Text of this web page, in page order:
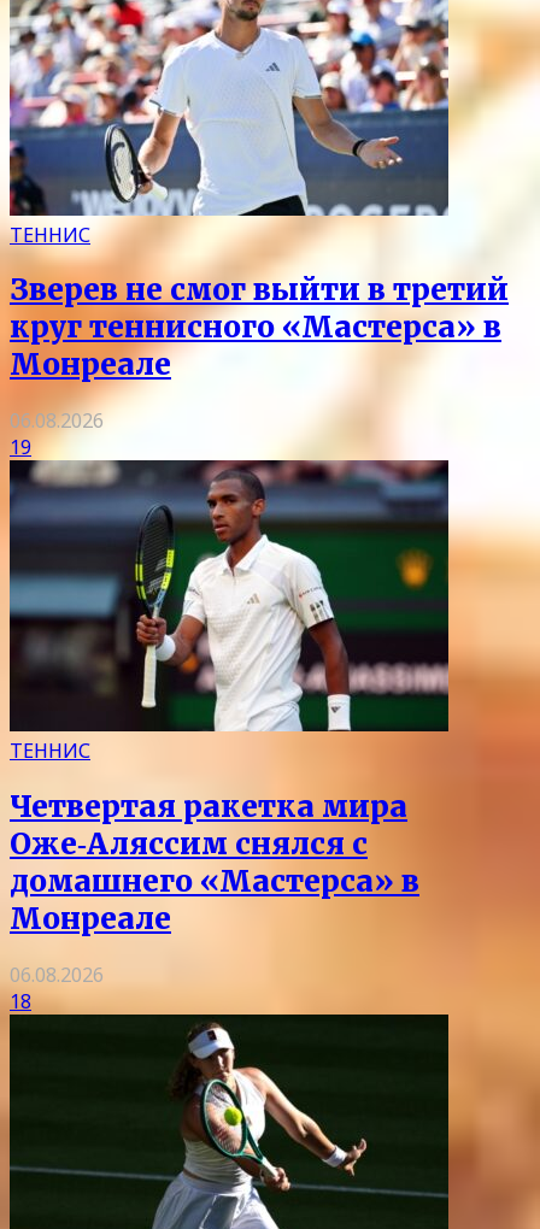
ТЕННИС
Зверев не смог выйти в третий
круг теннисного «Мастерса» в
Монреале
06.08.2026
19
ТЕННИС
Четвертая ракетка мира
Оже‑Аляссим снялся с
домашнего «Мастерса» в
Монреале
06.08.2026
18